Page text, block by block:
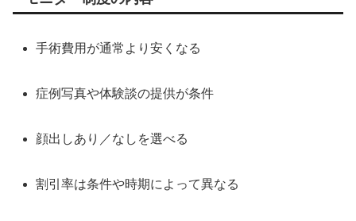
手術費用が通常より安くなる
症例写真や体験談の提供が条件
顔出しあり／なしを選べる
割引率は条件や時期によって異なる